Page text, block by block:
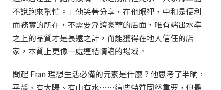
不說跑來幫忙。」他笑著分享，在他眼裡，中和是便利
而務實的所在，不需要浮誇豪華的店面，唯有端出水準
之上的品質才是長遠之計，而能獲得在地人信任的店
家，本質上更像一處連結情誼的場域。
問起 Fran 理想生活必備的元素是什麼？他思考了半晌，
平靜、有太陽、有山有水⋯⋯這些特質固然重要，但最